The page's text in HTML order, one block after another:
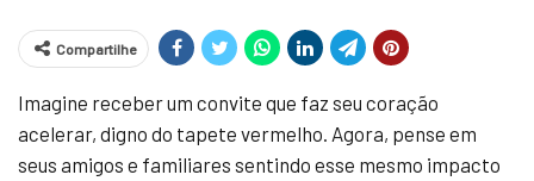
Compartilhe
Imagine receber um convite que faz seu coração
acelerar, digno do tapete vermelho. Agora, pense em
seus amigos e familiares sentindo esse mesmo impacto